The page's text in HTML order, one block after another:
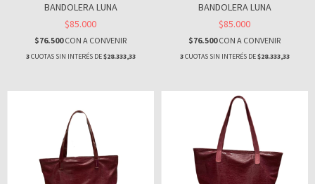
BANDOLERA LUNA
$85.000
$76.500CON A CONVENIR
3CUOTAS SIN INTERÉS DE$28.333,33
BANDOLERA LUNA
$85.000
$76.500CON A CONVENIR
3CUOTAS SIN INTERÉS DE$28.333,33